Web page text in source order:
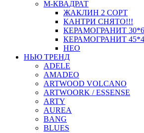
М-КВАДРАТ
ЖАКЛИН 2 СОРТ
КАНТРИ СНЯТО!!!
КЕРАМОГРАНИТ
КЕРАМОГРАНИТ
НЕО
НЬЮ ТРЕНД
ADELE
AMADEO
ARTWOOD VOLCANO
ARTWOORK / ESSENSE
ARTY
AUREA
BANG
BLUES